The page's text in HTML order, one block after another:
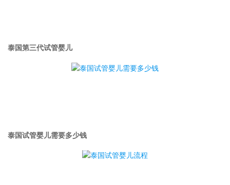
泰国第三代试管婴儿
泰国试管婴儿需要多少钱